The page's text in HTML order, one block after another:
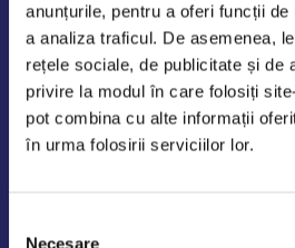
anunțurile, pentru a oferi funcții
a analiza traficul. De asemenea,
rețele sociale, de publicitate și de
privire la modul în care folosiți
pot combina cu alte informații
în urma folosirii serviciilor lor.
Necesare
Program de lucru
Luni - Vineri: 09:00-18:00
Sambata - Duminica: 10:00-